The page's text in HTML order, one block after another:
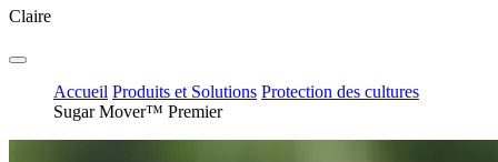
Claire
Accueil Produits et Solutions Protection des cultures
Sugar Mover™ Premier